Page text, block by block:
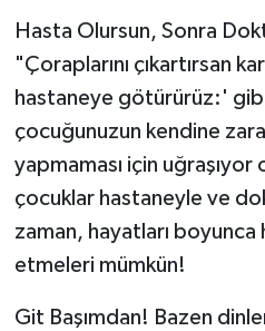
Hasta Olursun, Sonra
"Çoraplarını çıkartırsan
hastaneye götürürüz:'
çocuğunuzun kendine
yapmaması için
çocuklar hastaneyle ve
zaman, hayatları
etmeleri mümkün!
Git Başımdan! Bazen